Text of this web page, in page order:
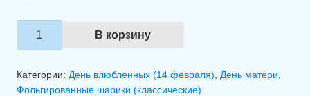
Количество
товара
шаров
В корзину
Категории: День влюбленных (14 февраля), День матери,
Фольгированные шарики (классические)